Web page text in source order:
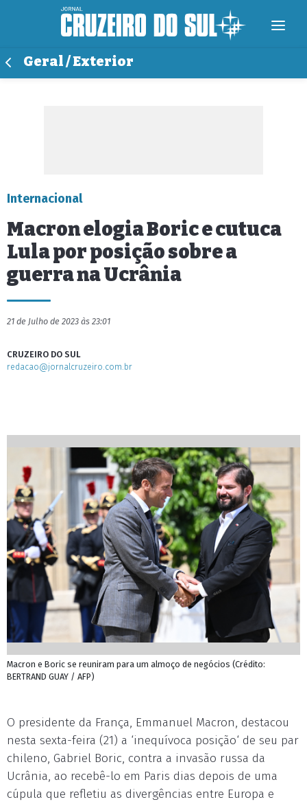
Geral / Exterior
Internacional
Macron elogia Boric e cutuca
Lula por posição sobre a
guerra na Ucrânia
21 de Julho de 2023 às 23:01
CRUZEIRO DO SUL
redacao@jornalcruzeiro.com.br
Macron e Boric se reuniram para um almoço de negócios (Crédito:
BERTRAND GUAY / AFP)
O presidente da França, Emmanuel Macron, destacou
nesta sexta-feira (21) a ‘inequívoca posição‘ de seu par
chileno, Gabriel Boric, contra a invasão russa da
Ucrânia, ao recebê-lo em Paris dias depois de uma
cúpula que refletiu as divergências entre Europa e